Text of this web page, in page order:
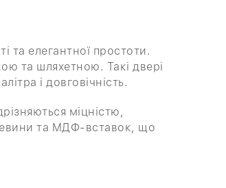
та елегантної простоти.
та шляхетною. Такі двері
і довговічність.
міцністю,
та МДФ-вставок, що